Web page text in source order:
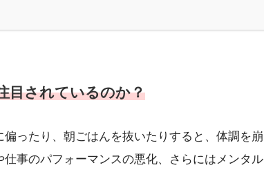
目されているのか？
ったり、朝ごはんを抜いたりすると、体調を崩
事のパフォーマンスの悪化、さらにはメンタル